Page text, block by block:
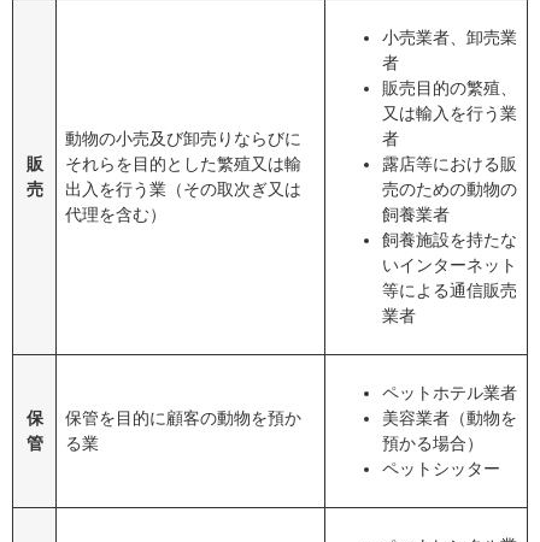
販
売
動物の小売及び卸売りならびに
それらを目的とした繁殖又は輸
出入を行う業（その取次ぎ又は
代理を含む）
小売業者、卸売業
者
販売目的の繁殖、
又は輸入を行う業
者
露店等における販
売のための動物の
飼養業者
飼養施設を持たな
いインターネット
等による通信販売
業者
保
管
保管を目的に顧客の動物を預か
る業
ペットホテル業者
美容業者（動物を
預かる場合）
ペットシッター